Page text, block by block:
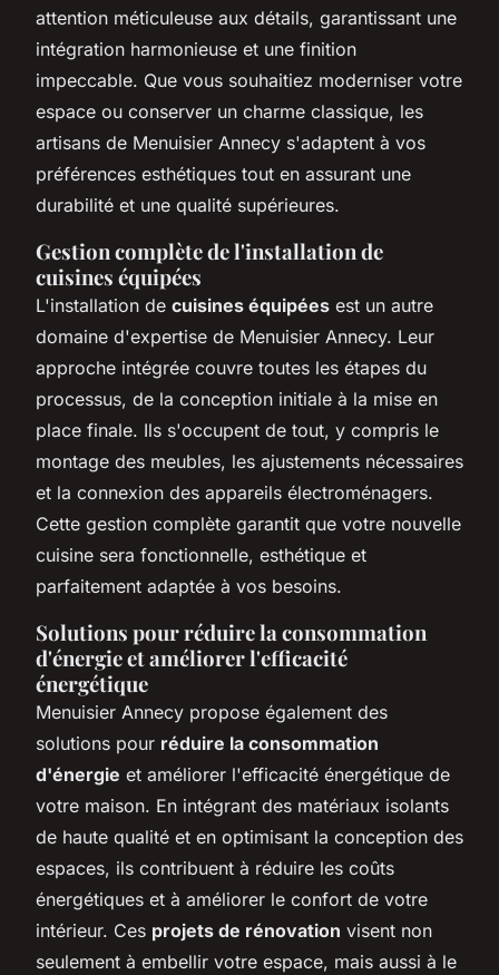
attention méticuleuse aux détails, garantissant une
intégration harmonieuse et une finition
impeccable. Que vous souhaitiez moderniser votre
espace ou conserver un charme classique, les
artisans de Menuisier Annecy s'adaptent à vos
préférences esthétiques tout en assurant une
durabilité et une qualité supérieures.
Gestion complète de l'installation de
cuisines équipées
L'installation de cuisines équipées est un autre
domaine d'expertise de Menuisier Annecy. Leur
approche intégrée couvre toutes les étapes du
processus, de la conception initiale à la mise en
place finale. Ils s'occupent de tout, y compris le
montage des meubles, les ajustements nécessaires
et la connexion des appareils électroménagers.
Cette gestion complète garantit que votre nouvelle
cuisine sera fonctionnelle, esthétique et
parfaitement adaptée à vos besoins.
Solutions pour réduire la consommation
d'énergie et améliorer l'efficacité
énergétique
Menuisier Annecy propose également des
solutions pour réduire la consommation
d'énergie et améliorer l'efficacité énergétique de
votre maison. En intégrant des matériaux isolants
de haute qualité et en optimisant la conception des
espaces, ils contribuent à réduire les coûts
énergétiques et à améliorer le confort de votre
intérieur. Ces projets de rénovation visent non
seulement à embellir votre espace, mais aussi à le